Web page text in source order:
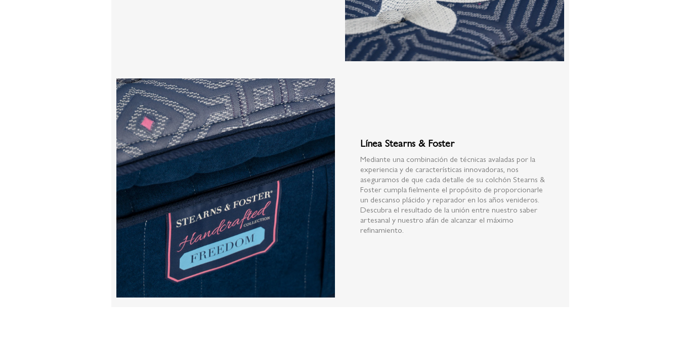
Línea Stearns & Foster
Mediante una combinación de técnicas avaladas por la
experiencia y de características innovadoras, nos
aseguramos de que cada detalle de su colchón Stearns &
Foster cumpla fielmente el propósito de proporcionarle
un descanso plácido y reparador en los años venideros.
Descubra el resultado de la unión entre nuestro saber
artesanal y nuestro afán de alcanzar el máximo
refinamiento.